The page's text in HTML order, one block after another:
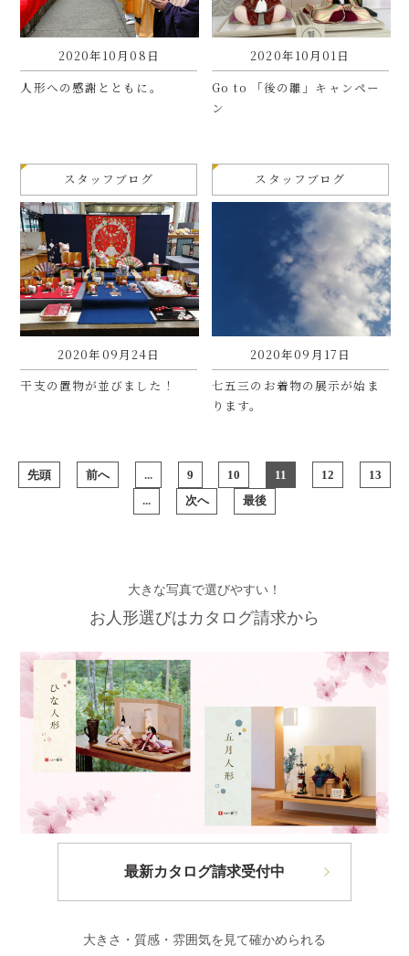
2020年10月08日
人形への感謝とともに。
2020年10月01日
Go to 「後の雛」キャンペー
ン
スタッフブログ
2020年09月24日
干支の置物が並びました！
スタッフブログ
2020年09月17日
七五三のお着物の展示が始ま
ります。
先頭 前へ ... 9 10 11 12 13
... 次へ 最後
大きな写真で選びやすい！
お人形選びはカタログ請求から
最新カタログ請求受付中
大きさ・質感・雰囲気を見て確かめられる